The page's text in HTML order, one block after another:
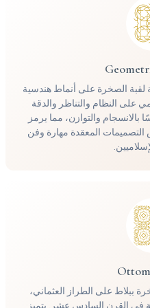
الصخرة على أنماط هندسية
النظام والتناظر والدقة
والتوازن، مما يرمز
المعقدة مهارة وفن
على الطراز العثماني،
القرن السادس عشر. يتميز